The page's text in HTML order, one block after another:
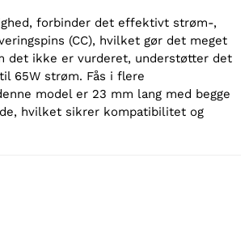
forbinder det effektivt strøm-,
(CC), hvilket gør det meget
det ikke er vurderet, understøtter det
65W strøm. Fås i flere
model er 23 mm lang med begge
hvilket sikrer kompatibilitet og